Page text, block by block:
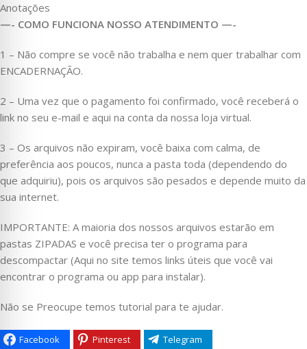
Anotações
—- COMO FUNCIONA NOSSO ATENDIMENTO —-
1 – Não compre se você não trabalha e nem quer trabalhar com
ENCADERNAÇÃO.
2 – Uma vez que o pagamento foi confirmado, você receberá o
link no seu e-mail e aqui na conta da nossa loja virtual.
3 – Os arquivos não expiram, você baixa com calma, de
preferência aos poucos, nunca a pasta toda (dependendo do
que adquiriu), pois os arquivos são pesados e depende muito da
sua internet.
IMPORTANTE: A maioria dos nossos arquivos estarão em
pastas ZIPADAS e você precisa ter o programa para
descompactar (Aqui no site temos links úteis que você vai
encontrar o programa ou app para instalar).
Não se Preocupe temos tutorial para te ajudar.
Facebook Pinterest Telegram